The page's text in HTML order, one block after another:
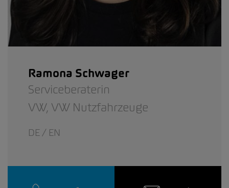
Ramona Schwager
Serviceberaterin
VW, VW Nutzfahrzeuge
DE / EN